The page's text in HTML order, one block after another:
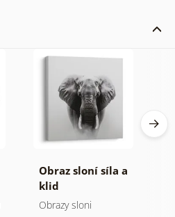
Obraz sloní síla a
klid
Obrazy sloni